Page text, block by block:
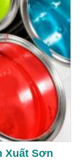
Xuất Sơn